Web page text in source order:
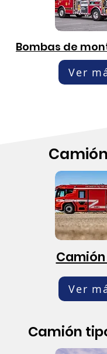
Bombas de
Ver
Camión
Ver
Camión